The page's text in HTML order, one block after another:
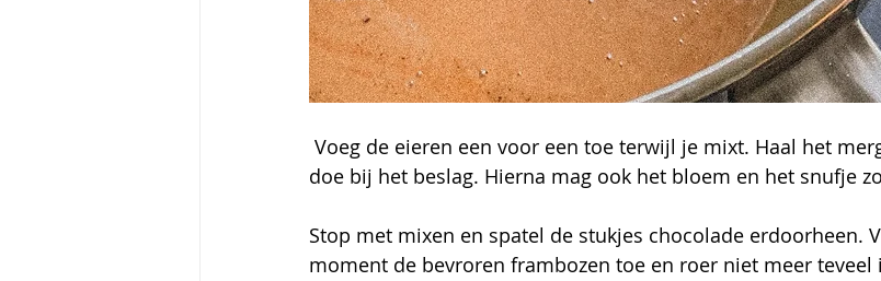
doe bij het beslag. Hierna mag ook het bloem en het snufje
Stop met mixen en spatel de stukjes chocolade erdoorheen.
moment de bevroren frambozen toe en roer niet meer teveel